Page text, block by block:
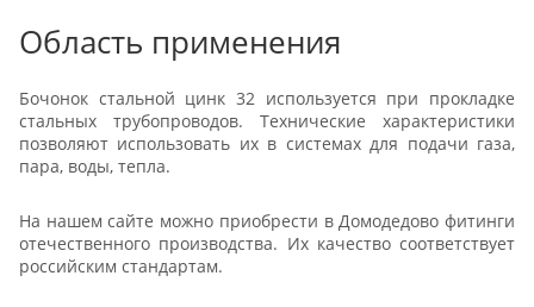
Область применения
Бочонок стальной цинк 32 используется при прокладке
стальных трубопроводов. Технические характеристики
позволяют использовать их в системах для подачи газа,
пара, воды, тепла.
На нашем сайте можно приобрести в Домодедово фитинги
отечественного производства. Их качество соответствует
российским стандартам.